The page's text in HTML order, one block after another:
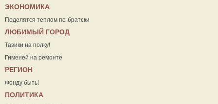
ЭКОНОМИКА
Поделятся теплом по-братски
ЛЮБИМЫЙ ГОРОД
Тазики на полку!
Гименей на ремонте
РЕГИОН
Фонду быть!
ПОЛИТИКА